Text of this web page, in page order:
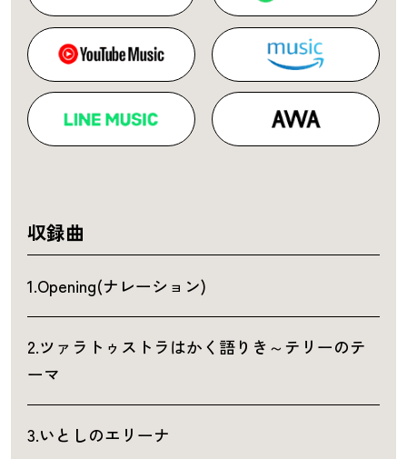
収録曲
1.Opening(ナレーション)
2.ツァラトゥストラはかく語りき～テリーのテ
ーマ
3.いとしのエリーナ